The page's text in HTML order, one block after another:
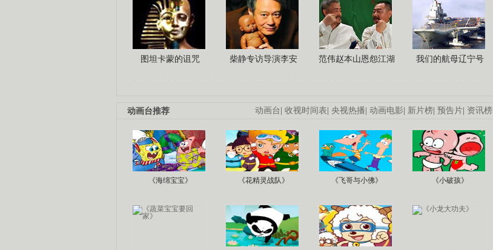
图坦卡蒙的诅咒 柴静专访导演李安 范伟赵本山恩怨江湖 我们的航母辽宁号
动画台| 收视时间表| 央视热播| 动画电影| 新片榜| 预告片| 资讯榜
动画台推荐
《海绵宝宝》 《花精灵战队》 《飞哥与小佛》 《小破孩》